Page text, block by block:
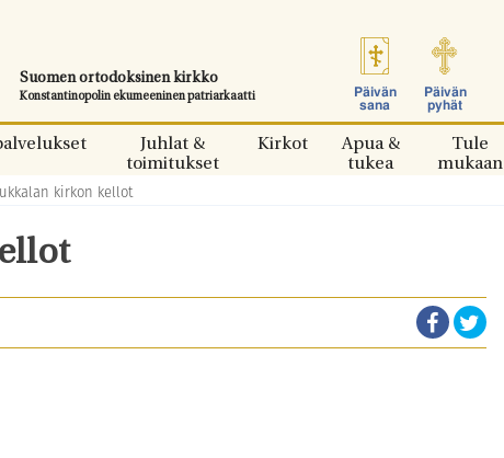
Suomen ortodoksinen kirkko
Konstantinopolin ekumeeninen patriarkaatti
Päivän
sana
Päivän
pyhät
Juhlat &
toimitukset
Kirkot
Apua &
tukea
Tule
mukaan
kirkon kellot